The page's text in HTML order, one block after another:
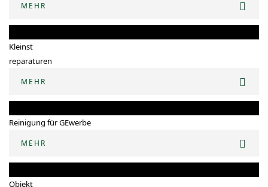
MEHR
Kleinst
reparaturen
MEHR
Reinigung für GEwerbe
MEHR
Objekt